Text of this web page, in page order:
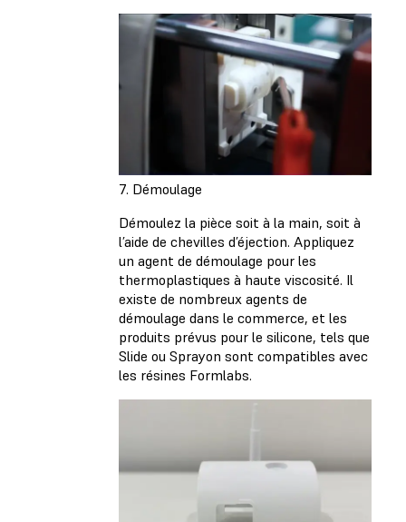
7. Démoulage
Démoulez la pièce soit à la main, soit à
l’aide de chevilles d’éjection. Appliquez
un agent de démoulage pour les
thermoplastiques à haute viscosité. Il
existe de nombreux agents de
démoulage dans le commerce, et les
produits prévus pour le silicone, tels que
Slide ou Sprayon sont compatibles avec
les résines Formlabs.